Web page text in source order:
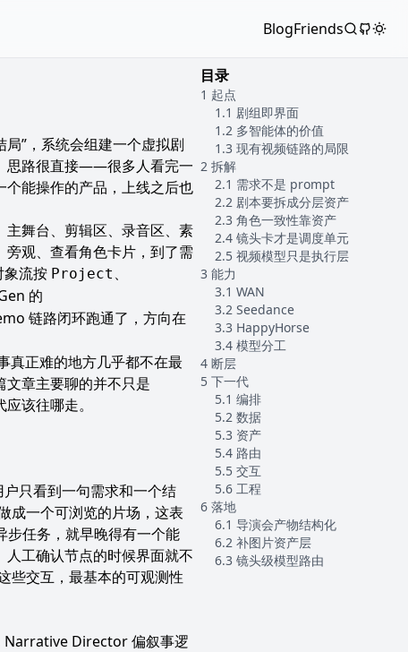
BlogFriends
局”，系统会组建一个虚拟剧
思路很直接——很多人看完一
能操作的产品，上线之后也
舞台、剪辑区、录音区、素
旁观、查看角色卡片，到了需
象流按 Project 、
的
链路闭环跑通了，方向在
正难的地方几乎都不在最
文章主要聊的并不只是
该往哪走。
只看到一句需求和一个结
成一个可浏览的片场，这表
步任务，就早晚得有一个能
工确认节点的时候界面就不
些交互，最基本的可观测性
Narrative Director 偏叙事逻
目录
起点
剧组即界面
多智能体的价值
现有视频链路的局限
拆解
需求不是 prompt
剧本要拆成分层资产
角色一致性靠资产
镜头卡才是调度单元
视频模型只是执行层
能力
WAN
Seedance
HappyHorse
模型分工
断层
下一代
编排
数据
资产
路由
交互
工程
落地
导演会产物结构化
补图片资产层
镜头级模型路由